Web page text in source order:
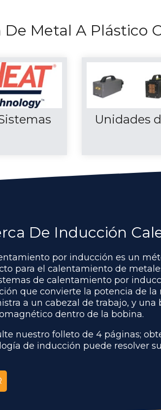
Metal A Plástico
Unidades
De Inducción
por inducción es un
para el calentamiento de
de calentamiento por
que convierte la potencia de
a un cabezal de trabajo, y
dentro de la bobina.
nuestro folleto de 4 páginas;
de inducción puede resolver